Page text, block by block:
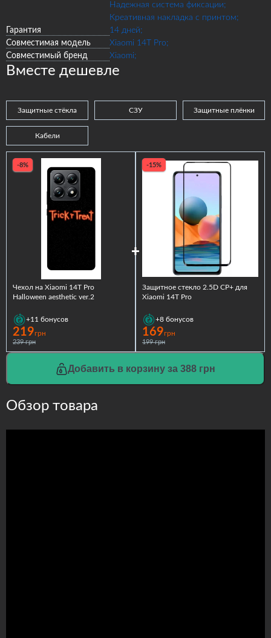
Надежная система фиксации;
Креативная накладка с принтом;
Гарантия
14 дней;
Совместимая модель
Xiaomi 14T Pro;
Совместимый бренд
Xiaomi;
Вместе дешевле
Защитные стёкла СЗУ Защитные плёнки
Кабели
-8%
Чехол на Xiaomi 14T Pro
Halloween aesthetic ver.2
+11 бонусов
219грн
239 грн
-15%
Защитное стекло 2.5D CP+ для
Xiaomi 14T Pro
+8 бонусов
169грн
199 грн
Добавить в корзину за 388 грн
Обзор товара